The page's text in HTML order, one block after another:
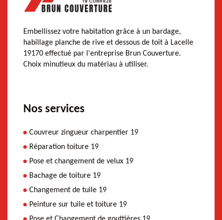
Embellissez votre habitation grâce à un bardage,
habillage planche de rive et dessous de toit à Lacelle
19170 effectué par l'entreprise Brun Couverture.
Choix minutieux du matériau à utiliser.
Nos services
Couvreur zingueur charpentier 19
Réparation toiture 19
Pose et changement de velux 19
Bachage de toiture 19
Changement de tuile 19
Peinture sur tuile et toiture 19